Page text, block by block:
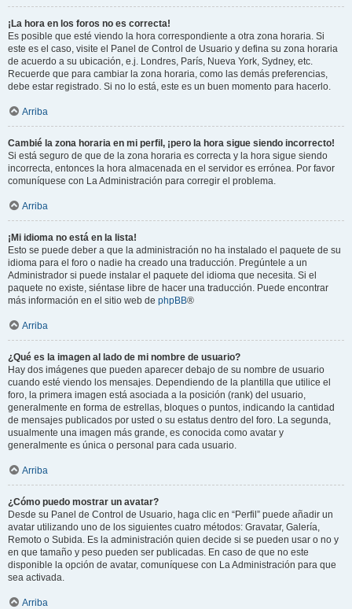
¡La hora en los foros no es correcta!
Es posible que esté viendo la hora correspondiente a otra zona horaria. Si
este es el caso, visite el Panel de Control de Usuario y defina su zona horaria
de acuerdo a su ubicación, e.j. Londres, París, Nueva York, Sydney, etc.
Recuerde que para cambiar la zona horaria, como las demás preferencias,
debe estar registrado. Si no lo está, este es un buen momento para hacerlo.
Arriba
Cambié la zona horaria en mi perfil, ¡pero la hora sigue siendo incorrecto!
Si está seguro de que de la zona horaria es correcta y la hora sigue siendo
incorrecta, entonces la hora almacenada en el servidor es errónea. Por favor
comuníquese con La Administración para corregir el problema.
Arriba
¡Mi idioma no está en la lista!
Esto se puede deber a que la administración no ha instalado el paquete de su
idioma para el foro o nadie ha creado una traducción. Pregúntele a un
Administrador si puede instalar el paquete del idioma que necesita. Si el
paquete no existe, siéntase libre de hacer una traducción. Puede encontrar
más información en el sitio web de phpBB®
Arriba
¿Qué es la imagen al lado de mi nombre de usuario?
Hay dos imágenes que pueden aparecer debajo de su nombre de usuario
cuando esté viendo los mensajes. Dependiendo de la plantilla que utilice el
foro, la primera imagen está asociada a la posición (rank) del usuario,
generalmente en forma de estrellas, bloques o puntos, indicando la cantidad
de mensajes publicados por usted o su estatus dentro del foro. La segunda,
usualmente una imagen más grande, es conocida como avatar y
generalmente es única o personal para cada usuario.
Arriba
¿Cómo puedo mostrar un avatar?
Desde su Panel de Control de Usuario, haga clic en “Perfil” puede añadir un
avatar utilizando uno de los siguientes cuatro métodos: Gravatar, Galería,
Remoto o Subida. Es la administración quien decide si se pueden usar o no y
en que tamaño y peso pueden ser publicadas. En caso de que no este
disponible la opción de avatar, comuníquese con La Administración para que
sea activada.
Arriba